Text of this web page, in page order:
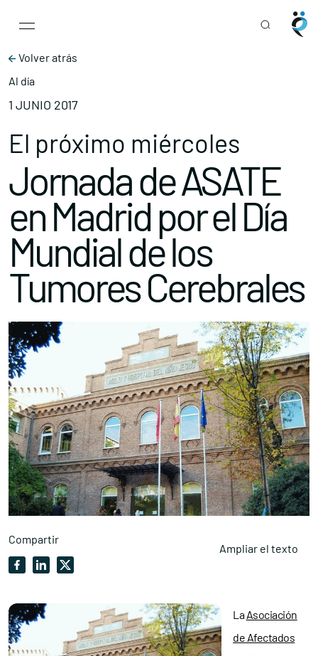
Main Navigation
Volver atrás
Al día
1 JUNIO 2017
El próximo miércoles
Jornada de ASATE
en Madrid por el Día
Mundial de los
Tumores Cerebrales
Compartir
Ampliar el texto
LaAsociación
de Afectados